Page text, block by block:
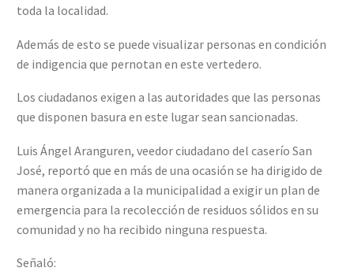
toda la localidad.
Además de esto se puede visualizar personas en condición
de indigencia que pernotan en este vertedero.
Los ciudadanos exigen a las autoridades que las personas
que disponen basura en este lugar sean sancionadas.
Luis Ángel Aranguren, veedor ciudadano del caserío San
José, reportó que en más de una ocasión se ha dirigido de
manera organizada a la municipalidad a exigir un plan de
emergencia para la recolección de residuos sólidos en su
comunidad y no ha recibido ninguna respuesta.
Señaló: